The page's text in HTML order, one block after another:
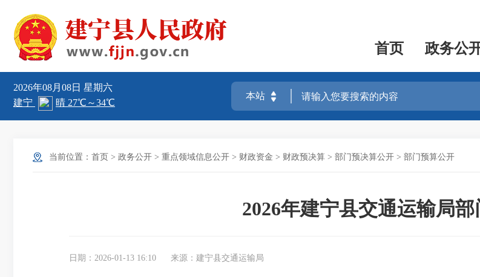
首页 政务公
2026年08月08日 星期六
当前位置： 首页 > 政务公开 > 重点领域信息公开 > 财政资金 > 财政预决算 > 部门预决算公开 > 部门预算公开
2026年建宁县交通运输局
日期：2026-01-13 16:10 来源：建宁县交通运输局